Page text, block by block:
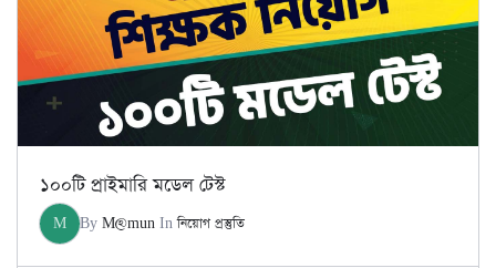
১০০টি প্রাইমারি মডেল টেস্ট
M By M@mun Inনিয়োগ প্রস্তুতি